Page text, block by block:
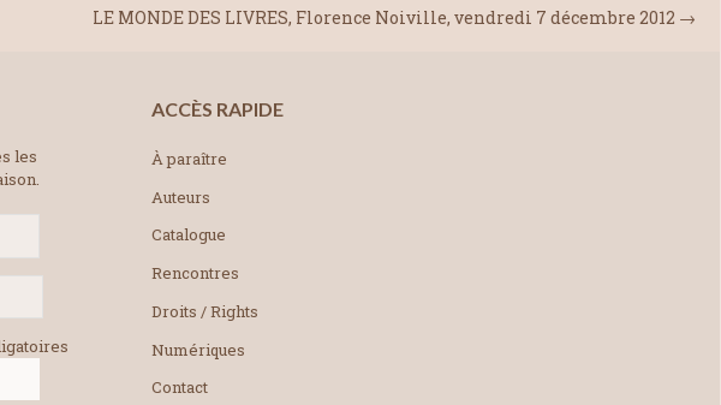
LE MONDE DES LIVRES, Florence Noiville, vendredi 7 décembre 2012 →
les
ACCÈS RAPIDE
À paraître
Auteurs
Catalogue
Rencontres
Droits / Rights
Numériques
Contact